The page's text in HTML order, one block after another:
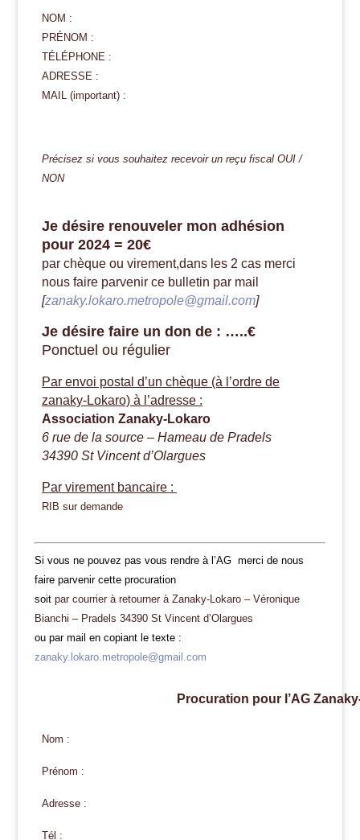
NOM :
PRÉNOM :
TÉLÉPHONE :
ADRESSE :
MAIL (important) :
Précisez si vous souhaitez recevoir un reçu fiscal OUI /
NON
Je désire renouveler mon adhésion
pour 2024 = 20€
par chèque ou virement,dans les 2 cas merci
nous faire parvenir ce bulletin par mail
[zanaky.lokaro.metropole@gmail.com]
Je désire faire un don de : …..€
Ponctuel ou régulier
Par envoi postal d’un chèque (à l’ordre de
zanaky-Lokaro) à l’adresse :
Association Zanaky-Lokaro
6 rue de la source – Hameau de Pradels
34390 St Vincent d’Olargues
Par virement bancaire :
RIB sur demande
Si vous ne pouvez pas vous rendre à l’AG merci de nous
faire parvenir cette procuration
soit par courrier à retourner à Zanaky-Lokaro – Véronique
Bianchi – Pradels 34390 St Vincent d’Olargues
ou par mail en copiant le texte :
zanaky.lokaro.metropole@gmail.com
Procuration pour l’AG
Nom :
Prénom :
Adresse :
Tél :